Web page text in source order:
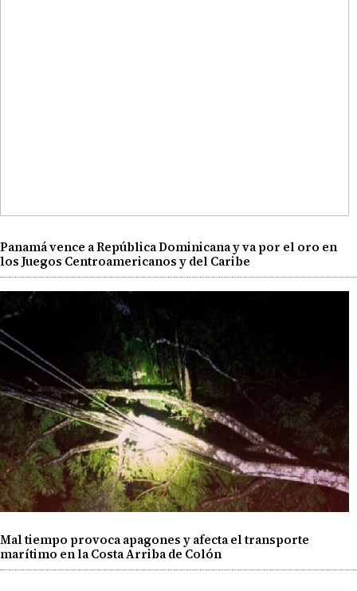
Panamá vence a República Dominicana y va por el oro en
los Juegos Centroamericanos y del Caribe
Mal tiempo provoca apagones y afecta el transporte
marítimo en la Costa Arriba de Colón